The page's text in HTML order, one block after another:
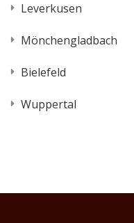
Leverkusen
Mönchengladbach
Bielefeld
Wuppertal